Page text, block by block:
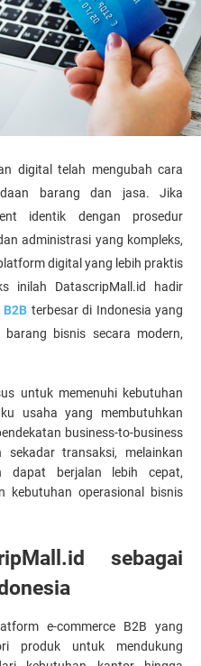
digital telah mengubah cara
barang dan jasa. Jika
identik dengan prosedur
administrasi yang kompleks,
digital yang lebih praktis
inilah DatascripMall.id hadir
terbesar di Indonesia yang
bisnis secara modern,
untuk memenuhi kebutuhan
usaha yang membutuhkan
business-to-business
transaksi, melainkan
dapat berjalan lebih cepat,
kebutuhan operasional bisnis
sebagai
e-commerce B2B yang
produk untuk mendukung